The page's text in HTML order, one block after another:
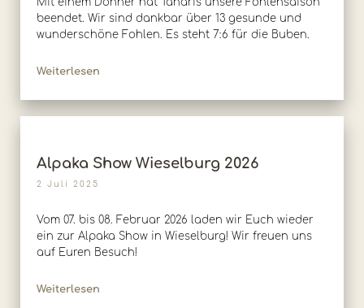
beendet. Wir sind dankbar über 13 gesunde und
wunderschöne Fohlen. Es steht 7:6 für die Buben.
Weiterlesen
Alpaka Show Wieselburg 2026
2 Juli 2025
Vom 07. bis 08. Februar 2026 laden wir Euch wieder
ein zur Alpaka Show in Wieselburg! Wir freuen uns
auf Euren Besuch!
Weiterlesen